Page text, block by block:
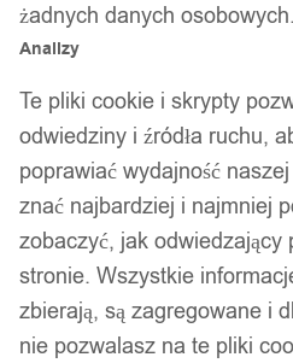
Kabel ładowarka
iphone usb-c 5a
17,99zł
żadnych danych osobowych.
Analizy
Te pliki cookie i skrypty
odwiedziny i źródła ruchu,
poprawiać wydajność
znać najbardziej i najmniej
zobaczyć, jak odwiedzający
stronie. Wszystkie
zbierają, są zagregowane i
nie pozwalasz na te pliki